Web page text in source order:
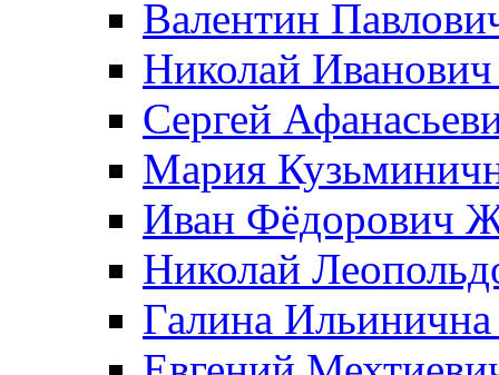
Валентин
Николай Иванович
Сергей
Мария
Иван Фёдорович
Николай
Галина